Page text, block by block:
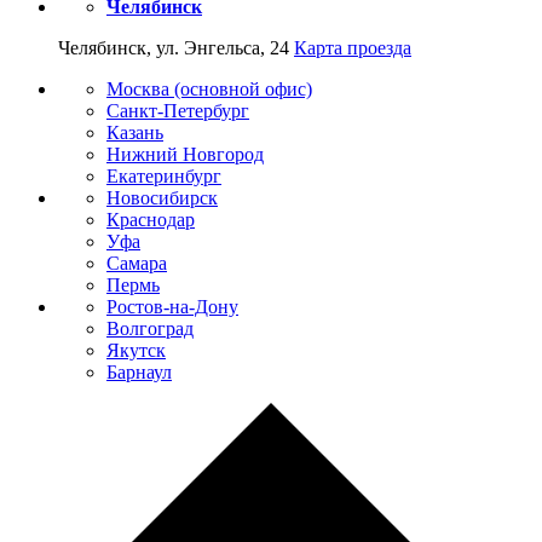
Челябинск
Челябинск, ул. Энгельса, 24 Карта проезда
Москва (основной офис)
Санкт-Петербург
Казань
Нижний Новгород
Екатеринбург
Новосибирск
Краснодар
Уфа
Самара
Пермь
Ростов-на-Дону
Волгоград
Якутск
Барнаул